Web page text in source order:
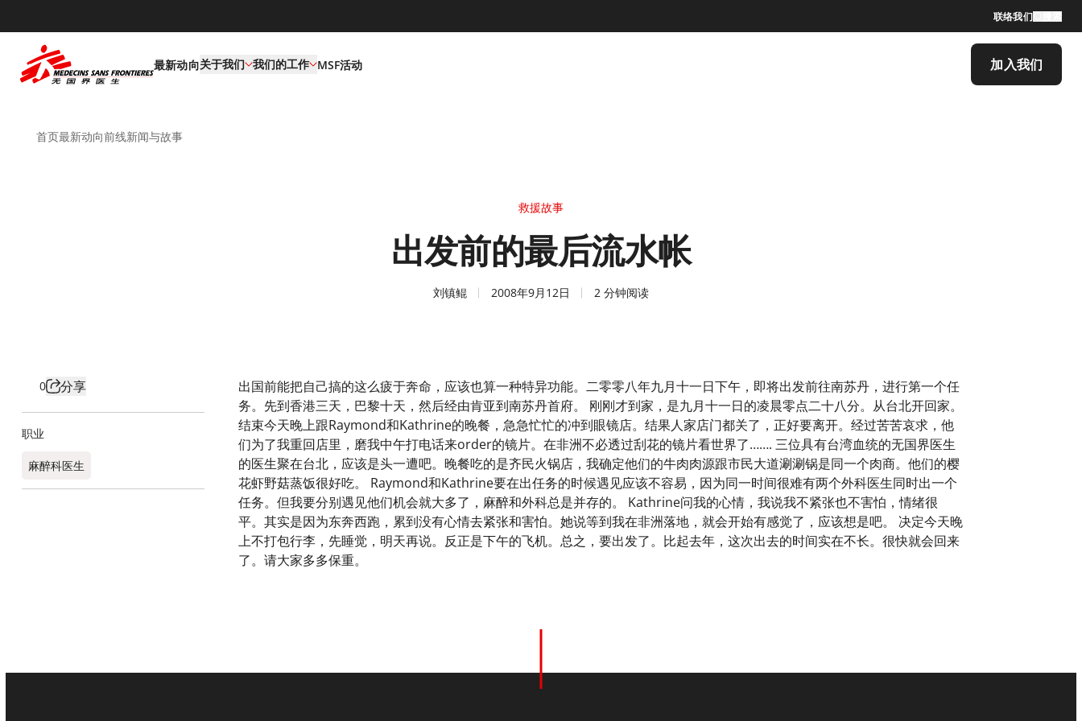
联络我们
最新动向关于我们 我们的工作 MSF活动 加入我们
首页最新动向前线新闻与故事
救援故事
出发前的最后流水帐
刘镇鲲 2008年9月12日 2 分钟阅读
0 分享
职业
麻醉科医生
出国前能把自己搞的这么疲于奔命，应该也算一种特异功能。二零零八年九月十一日下午，即将出发前往南苏丹，进行第一个任
务。先到香港三天，巴黎十天，然后经由肯亚到南苏丹首府。 刚刚才到家，是九月十一日的凌晨零点二十八分。从台北开回家。
结束今天晚上跟Raymond和Kathrine的晚餐，急急忙忙的冲到眼镜店。结果人家店门都关了，正好要离开。经过苦苦哀求，他
们为了我重回店里，磨我中午打电话来order的镜片。在非洲不必透过刮花的镜片看世界了……. 三位具有台湾血统的无国界医生
的医生聚在台北，应该是头一遭吧。晚餐吃的是齐民火锅店，我确定他们的牛肉肉源跟市民大道涮涮锅是同一个肉商。他们的樱
花虾野菇蒸饭很好吃。 Raymond和Kathrine要在出任务的时候遇见应该不容易，因为同一时间很难有两个外科医生同时出一个
任务。但我要分别遇见他们机会就大多了，麻醉和外科总是并存的。 Kathrine问我的心情，我说我不紧张也不害怕，情绪很
平。其实是因为东奔西跑，累到没有心情去紧张和害怕。她说等到我在非洲落地，就会开始有感觉了，应该想是吧。 决定今天晚
上不打包行李，先睡觉，明天再说。反正是下午的飞机。总之，要出发了。比起去年，这次出去的时间实在不长。很快就会回来
了。请大家多多保重。